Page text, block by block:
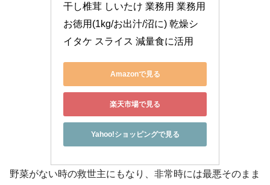
干し椎茸 しいたけ 業務用 業務用
お徳用(1kg/お出汁/沼に) 乾燥シ
イタケ スライス 減量食に活用
Amazonで見る
楽天市場で見る
Yahoo!ショッピングで見る
野菜がない時の救世主にもなり、非常時には最悪そのまま